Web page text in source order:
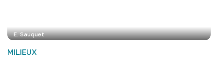
E. Sauquet
MILIEUX